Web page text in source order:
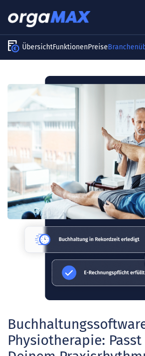
ÜbersichtFunktionenPreise
Physiotherapie: Passt